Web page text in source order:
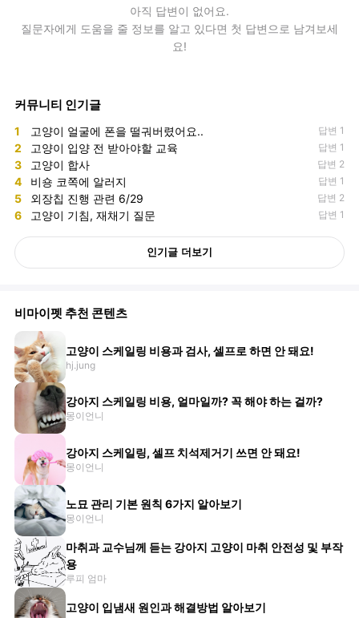
아직 답변이 없어요.
질문자에게 도움을 줄 정보를 알고 있다면 첫 답변으로 남겨보세
요!
커뮤니티 인기글
1 고양이 얼굴에 폰을 떨궈버렸어요.. 답변 1
2 고양이 입양 전 받아야할 교육 답변 1
3 고양이 합사 답변 2
4 비숑 코쪽에 알러지 답변 1
5 외장칩 진행 관련 6/29 답변 2
6 고양이 기침, 재채기 질문 답변 1
인기글 더보기
비마이펫 추천 콘텐츠
고양이 스케일링 비용과 검사, 셀프로 하면 안 돼요!
hj.jung
강아지 스케일링 비용, 얼마일까? 꼭 해야 하는 걸까?
몽이언니
강아지 스케일링, 셀프 치석제거기 쓰면 안 돼요!
몽이언니
노묘 관리 기본 원칙 6가지 알아보기
몽이언니
마취과 교수님께 듣는 강아지 고양이 마취 안전성 및 부작
용
루피 엄마
고양이 입냄새 원인과 해결방법 알아보기